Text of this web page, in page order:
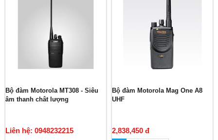
Bộ đàm Motorola MT308 - Siêu
âm thanh chât lượng
Liên hệ: 0948232215
Bộ đàm Motorola Mag One A8
UHF
2,838,450 đ